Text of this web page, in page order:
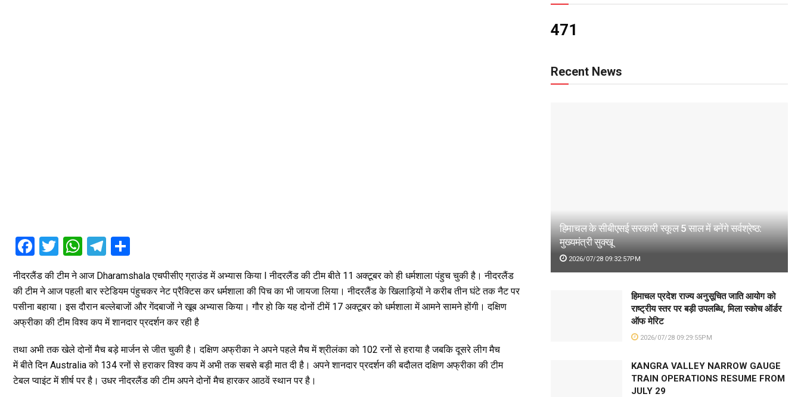
F
a
ce
b
o
o
k
T
wi
tt
er
W
at
s
A
p
p
T
e
gr
a
m
ar
e
नीदरलैंड की टीम ने आज Dharamshala एचपीसीए ग्राउंड में अभ्यास किया I नीदरलैंड की टीम बीते 11 अक्टूबर को ही धर्मशाला पंहुच चुकी है। नीदरलैंड
की टीम ने आज पहली बार स्टेडियम पंहुचकर नेट प्रैक्टिस कर धर्मशाला की पिच का भी जायजा लिया। नीदरलैंड के खिलाड़ियों ने करीब तीन घंटे तक नैट पर
पसीना बहाया। इस दौरान बल्लेबाजों और गेंदबाजों ने खूब अभ्यास किया। गौर हो कि यह दोनों टीमें 17 अक्टूबर को धर्मशाला में आमने सामने होंगी। दक्षिण
अफ्रीका की टीम विश्व कप में शानदार प्रदर्शन कर रही है
तथा अभी तक खेले दोनों मैच बड़े मार्जन से जीत चुकी है। दक्षिण अफ्रीका ने अपने पहले मैच में श्रीलंका को 102 रनों से हराया है जबकि दूसरे लीग मैच
में बीते दिन Australia को 134 रनों से हराकर विश्व कप में अभी तक सबसे बड़ी मात दी है। अपने शानदार प्रदर्शन की बदौलत दक्षिण अफ्रीका की टीम
टेबल प्वाइंट में शीर्ष पर है। उधर नीदरलैंड की टीम अपने दोनों मैच हारकर आठवें स्थान पर है।
471
Recent News
हिमाचल के सीबीएसई सरकारी स्कूल 5 साल में बनेंगे सर्वश्रेष्ठ:
मुख्यमंत्री सुक्खू
2026/07/28 09:32:57PM
हिमाचल प्रदेश राज्य अनुसूचित जाति आयोग को
राष्ट्रीय स्तर पर बड़ी उपलब्धि, मिला स्कोच ऑर्डर
ऑफ मेरिट
2026/07/28 09:29:55PM
KANGRA VALLEY NARROW GAUGE
TRAIN OPERATIONS RESUME FROM
JULY 29